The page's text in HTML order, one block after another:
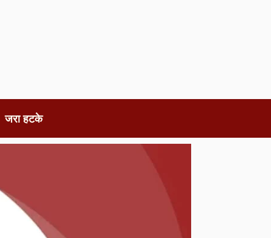
जरा हटके